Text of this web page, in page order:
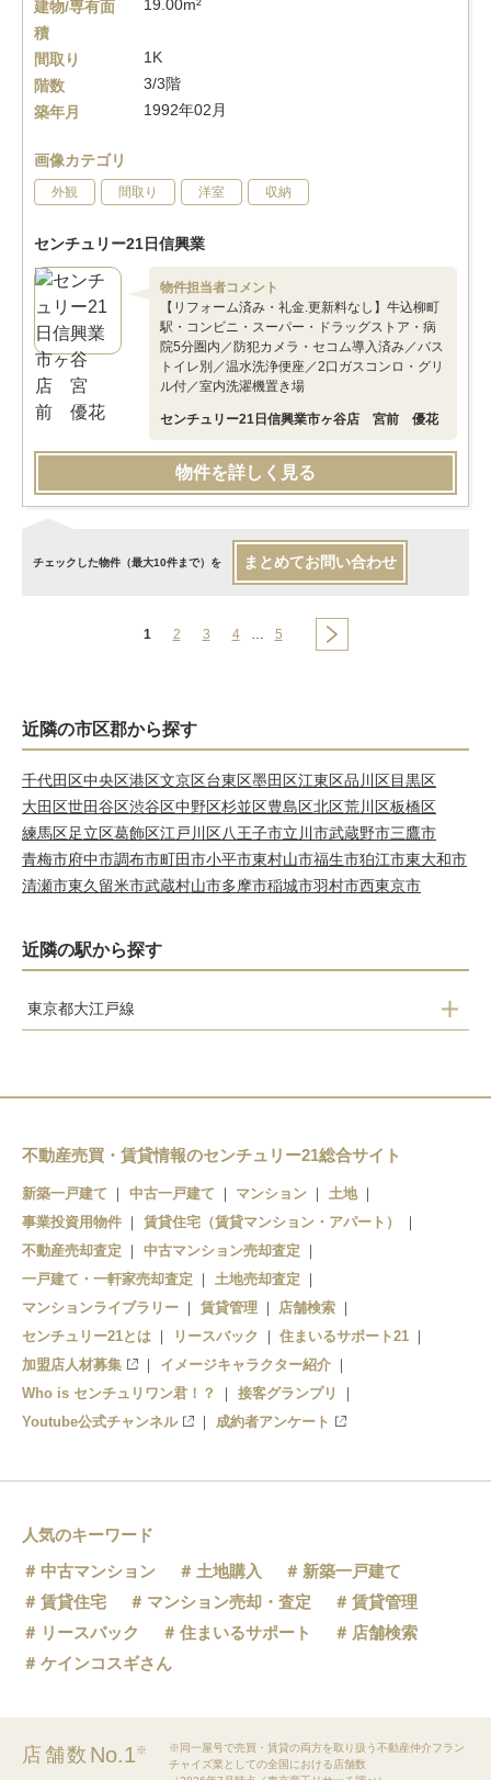
建物/専有面
積
19.00m²
間取り
1K
階数
3/3階
築年月
1992年02月
画像カテゴリ
外観 間取り 洋室 収納
センチュリー21日信興業
物件担当者コメント
【リフォーム済み・礼金.更新料なし】牛込柳町
駅・コンビニ・スーパー・ドラッグストア・病
院5分圏内／防犯カメラ・セコム導入済み／バス
トイレ別／温水洗浄便座／2口ガスコンロ・グリ
ル付／室内洗濯機置き場
センチュリー21日信興業市ヶ谷店 宮前 優花
物件を詳しく見る
チェックした物件（最大10件まで）を まとめてお問い合わせ
1 2 3 4 … 5
近隣の市区郡から探す
千代田区中央区港区文京区台東区墨田区江東区品川区目黒区
大田区世田谷区渋谷区中野区杉並区豊島区北区荒川区板橋区
練馬区足立区葛飾区江戸川区八王子市立川市武蔵野市三鷹市
青梅市府中市調布市町田市小平市東村山市福生市狛江市東大和市
清瀬市東久留米市武蔵村山市多摩市稲城市羽村市西東京市
近隣の駅から探す
東京都大江戸線
豊島園
光が丘
不動産売買・賃貸情報のセンチュリー21総合サイト
新築一戸建て 中古一戸建て マンション
土地
事業投資用物件
賃貸住宅（賃貸マンション・アパート）
不動産売却査定
中古マンション売却査定
一戸建て・一軒家売却査定
土地売却査定
マンションライブラリー
賃貸管理
店舗検索
センチュリー21とは
リースバック
住まいるサポート21
加盟店人材募集
イメージキャラクター紹介
Who is センチュリワン君！？
接客グランプリ
Youtube公式チャンネル
成約者アンケート
人気のキーワード
中古マンション
土地購入
新築一戸建て
賃貸住宅
マンション売却・査定
賃貸管理
リースバック
住まいるサポート
店舗検索
ケインコスギさん
店舗数 No.1※
※同一屋号で売買・賃貸の両方を取り扱う不動産仲介フラン
チャイズ業としての全国における店舗数